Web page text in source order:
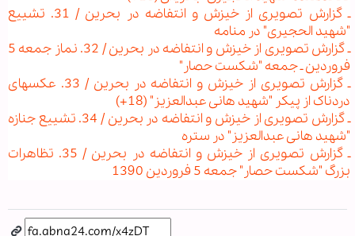
ـ گزارش تصویری از خیزش و انتفاضه در بحرین / 31. تشییع
"شهید الحجیری" در منامه
ـ گزارش تصویری از خیزش و انتفاضه در بحرین / 32. نماز جمعه 5
فروردین ـ جمعه "شکست حصار"
ـ گزارش تصویری از خیزش و انتفاضه در بحرین / 33. عکس‏های
دردناک از پیکر "شهید هانی عبدالعزیز" (18+)
ـ گزارش تصویری از خیزش و انتفاضه در بحرین / 34. تشییع جنازه
"شهید هانی عبدالعزیز" در ستره
ـ گزارش تصویری از خیزش و انتفاضه در بحرین / 35. تظاهرات
بزرگ "شکست حصار" جمعه 5 فروردین 1390